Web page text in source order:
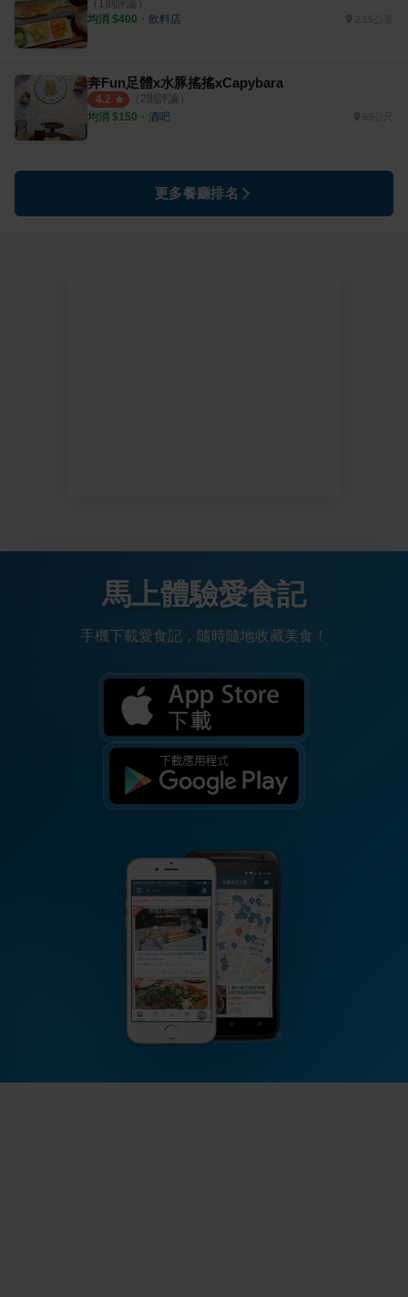
（ 1 則評論）
均消 $400 ・ 飲料店 2.15公里
奔Fun足體x水豚搖搖xCapybara
4.2 （ 2則評論）
均消 $150 ・ 酒吧
更多餐廳排名
馬上體驗愛食記
手機下載愛食記，隨時隨地收藏美食！